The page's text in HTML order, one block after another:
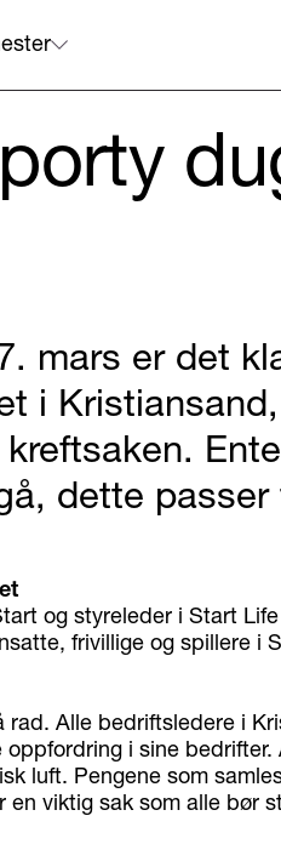
mars er det
i
dette passer
og styreleder i Start
frivillige og spillere i
Alle bedriftsledere i
i sine
luft. Pengene som
en viktig sak som alle bør